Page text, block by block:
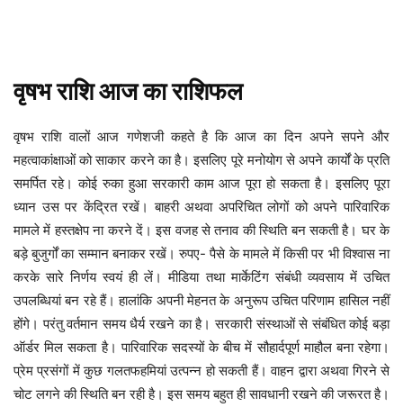
वृषभराशिआजकाराशिफल
वृषभ राशि वालों आज गणेशजी कहते है कि आज का दिन अपने सपने और
महत्वाकांक्षाओं को साकार करने का है। इसलिए पूरे मनोयोग से अपने कार्यों के प्रति
समर्पित रहे। कोई रुका हुआ सरकारी काम आज पूरा हो सकता है। इसलिए पूरा
ध्यान उस पर केंद्रित रखें। बाहरी अथवा अपरिचित लोगों को अपने पारिवारिक
मामले में हस्तक्षेप ना करने दें। इस वजह से तनाव की स्थिति बन सकती है। घर के
बड़े बुजुर्गों का सम्मान बनाकर रखें। रुपए- पैसे के मामले में किसी पर भी विश्वास ना
करके सारे निर्णय स्वयं ही लें। मीडिया तथा मार्केटिंग संबंधी व्यवसाय में उचित
उपलब्धियां बन रहे हैं। हालांकि अपनी मेहनत के अनुरूप उचित परिणाम हासिल नहीं
होंगे। परंतु वर्तमान समय धैर्य रखने का है। सरकारी संस्थाओं से संबंधित कोई बड़ा
ऑर्डर मिल सकता है। पारिवारिक सदस्यों के बीच में सौहार्दपूर्ण माहौल बना रहेगा।
प्रेम प्रसंगों में कुछ गलतफहमियां उत्पन्न हो सकती हैं। वाहन द्वारा अथवा गिरने से
चोट लगने की स्थिति बन रही है। इस समय बहुत ही सावधानी रखने की जरूरत है।